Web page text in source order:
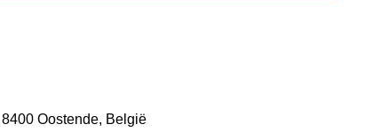
Oostende, België